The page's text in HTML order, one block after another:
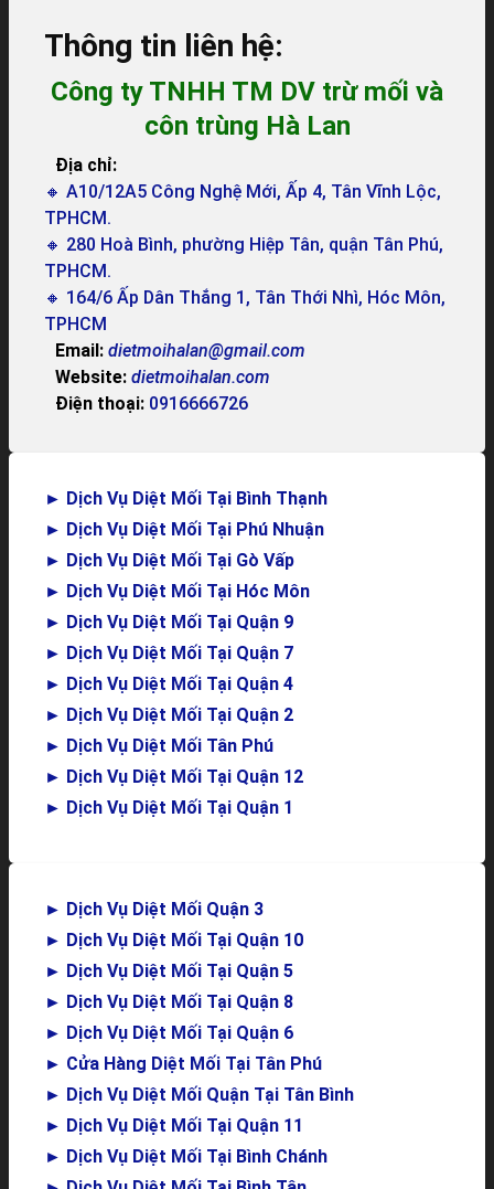
Thông tin liên hệ:
Công ty TNHH TM DV trừ mối và
côn trùng Hà Lan
Địa chỉ:
🔸 A10/12A5 Công Nghệ Mới, Ấp 4, Tân Vĩnh Lộc,
TPHCM.
🔸 280 Hoà Bình, phường Hiệp Tân, quận Tân Phú,
TPHCM.
🔸 164/6 Ấp Dân Thắng 1, Tân Thới Nhì, Hóc Môn,
TPHCM
Email: dietmoihalan@gmail.com
Website: dietmoihalan.com
Điện thoại: 0916666726
► Dịch Vụ Diệt Mối Tại Bình Thạnh
► Dịch Vụ Diệt Mối Tại Phú Nhuận
► Dịch Vụ Diệt Mối Tại Gò Vấp
► Dịch Vụ Diệt Mối Tại Hóc Môn
► Dịch Vụ Diệt Mối Tại Quận 9
► Dịch Vụ Diệt Mối Tại Quận 7
► Dịch Vụ Diệt Mối Tại Quận 4
► Dịch Vụ Diệt Mối Tại Quận 2
► Dịch Vụ Diệt Mối Tân Phú
► Dịch Vụ Diệt Mối Tại Quận 12
► Dịch Vụ Diệt Mối Tại Quận 1
► Dịch Vụ Diệt Mối Quận 3
► Dịch Vụ Diệt Mối Tại Quận 10
► Dịch Vụ Diệt Mối Tại Quận 5
► Dịch Vụ Diệt Mối Tại Quận 8
► Dịch Vụ Diệt Mối Tại Quận 6
► Cửa Hàng Diệt Mối Tại Tân Phú
► Dịch Vụ Diệt Mối Quận Tại Tân Bình
► Dịch Vụ Diệt Mối Tại Quận 11
► Dịch Vụ Diệt Mối Tại Bình Chánh